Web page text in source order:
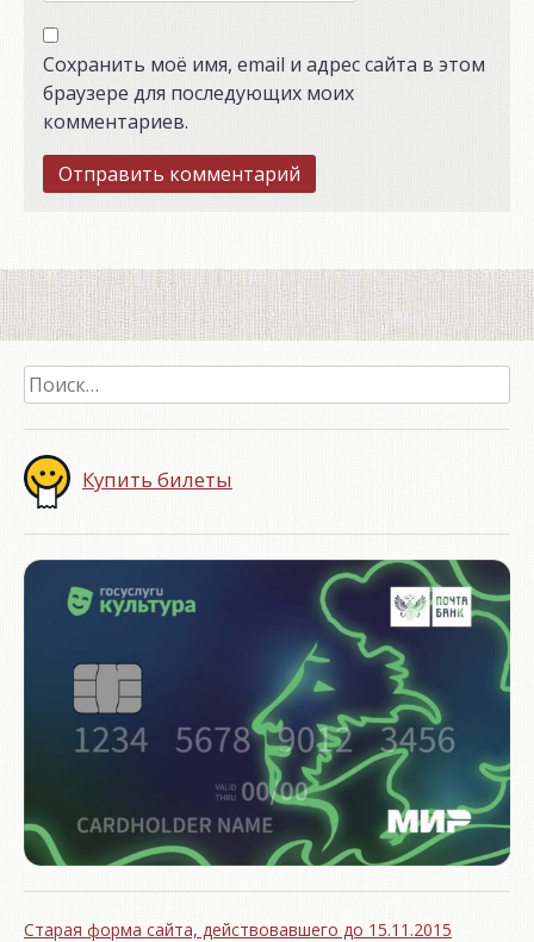
Сохранить моё имя, email и адрес сайта в этом
браузере для последующих моих
комментариев.
Найти:
Купить билеты
Старая форма сайта, действовавшего до 15.11.2015